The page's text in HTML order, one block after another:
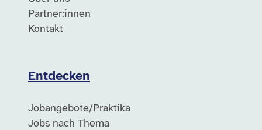
Partner:innen
Kontakt
Entdecken
Jobangebote/Praktika
Jobs nach Thema